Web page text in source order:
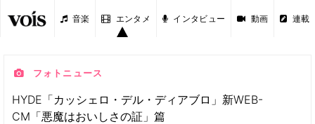
音楽 エンタメ インタビュー 動画 連載
フォトニュース
HYDE「カッシェロ・デル・ディアブロ」新WEB-
CM「悪魔はおいしさの証」篇